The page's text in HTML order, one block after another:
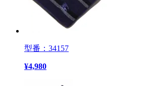
型番：34157
¥4,980